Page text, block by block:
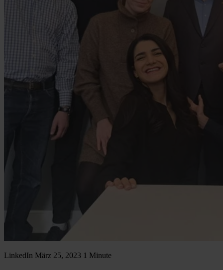
LinkedIn März 25, 2023 1 Minute